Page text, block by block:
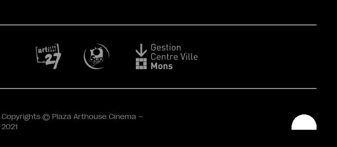
Copyrights © Plaza Arthouse Cinema –
2021